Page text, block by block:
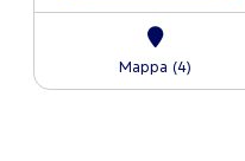
Mappa (4)